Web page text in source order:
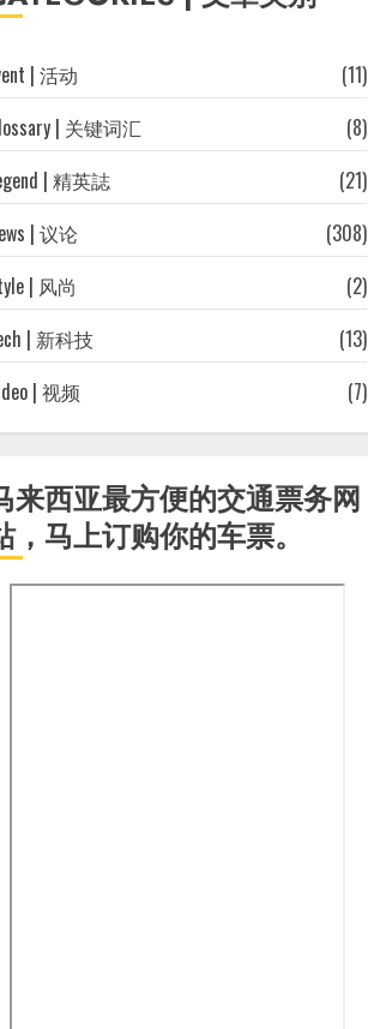
| 活动
(11)
| 关键词汇
(8)
| 精英誌
(21)
| 议论
(308)
| 风尚
(2)
| 新科技
(13)
| 视频
(7)
来西亚最方便的交通票务网
，马上订购你的车票。